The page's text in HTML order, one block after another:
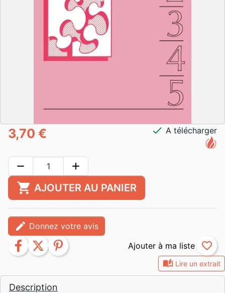
auto_stories Lire un extrait
Description
3,70 € check A télécharger
remove add
shopping_cart AJOUTER AU PANIER
edit Donnez votre avis
facebook twitter pinterest favorite_border